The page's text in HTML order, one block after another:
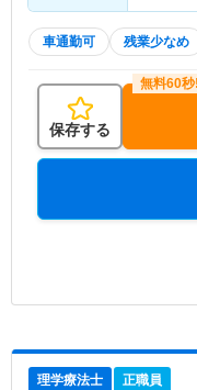
車通勤可 残業少なめ
保存する
理学療法士 正職員